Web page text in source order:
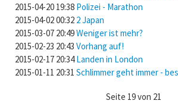
2015-04-20 19:38 Polizei - Marathon
2015-04-02 00:32 2 Japan
2015-03-07 20:49Weniger ist mehr?
2015-02-23 20:43 Vorhang auf!
2015-02-17 20:34 Landen in London
2015-01-11 20:31 Schlimmer geht immer -
Seite 19 von 21